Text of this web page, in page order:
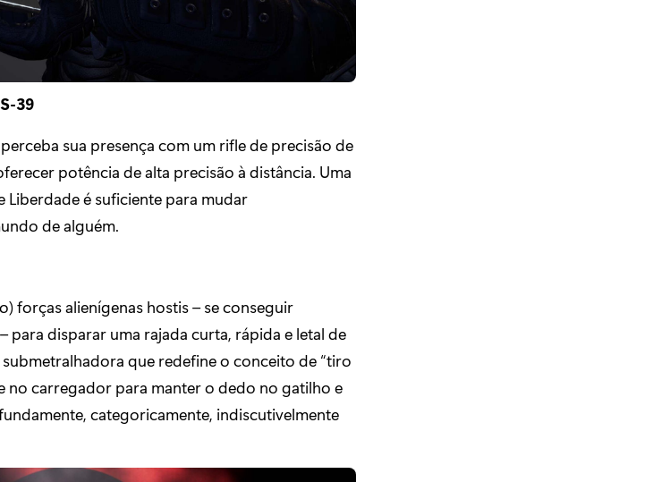
39
sua presença com um rifle de precisão de
potência de alta precisão à distância. Uma
Liberdade é suficiente para mudar
de alguém.
forças alienígenas hostis – se conseguir
para disparar uma rajada curta, rápida e letal de
que redefine o conceito de “tiro
no carregador para manter o dedo no gatilho e
categoricamente, indiscutivelmente